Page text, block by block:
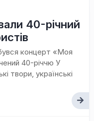
40-річний
концерт «Моя
40-річчю У
твори, українські